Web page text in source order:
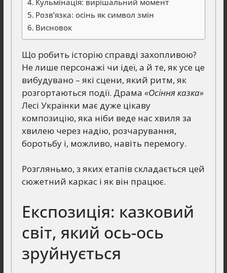
Розв’язка: осінь як символ змін
Висновок
Що робить історію справді захопливою?
Не лише персонажі чи ідеї, а й те, як усе це
вибудувано – які сцени, який ритм, як
розгортаються події. Драма «Осіння казка»
Лесі Українки має дуже цікаву
композицію, яка ніби веде нас хвиля за
хвилею через надію, розчарування,
боротьбу і, можливо, навіть перемогу.
Розгляньмо, з яких етапів складається цей
сюжетний каркас і як він працює.
Експозиція: казковий
світ, який ось-ось
зруйнується